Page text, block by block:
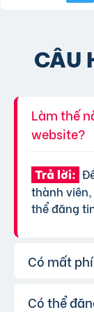
CÂU
Làm thế
website?
Trả lời:
thành
thể đăng
Có mất
Trả lời:
Có thể